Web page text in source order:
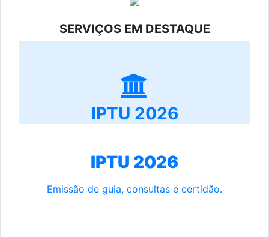
SERVIÇOS EM DESTAQUE
IPTU 2026
IPTU 2026
Emissão de guia, consultas e certidão.